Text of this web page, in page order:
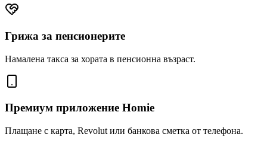
Грижа за пенсионерите
Намалена такса за хората в пенсионна възраст.
Премиум приложение Homie
Плащане с карта, Revolut или банкова сметка от телефона.